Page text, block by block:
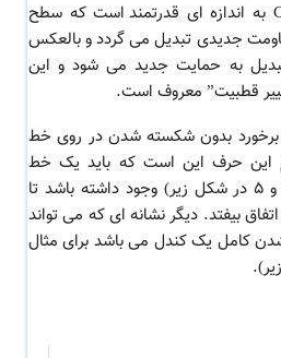
قدرتمند است که سطح
جدیدی تبدیل می گردد و بالعکس
به حمایت جدید می شود و این
قطبیت” معروف است.
بدون شکسته شدن در روی خط
این حرف این است که باید یک خط
تکنیک Change of Polarity اتفاق بیفتد. دیگر نشانه ای که می تواند
کامل یک کندل می باشد برای مثال